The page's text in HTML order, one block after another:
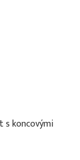
s koncovými